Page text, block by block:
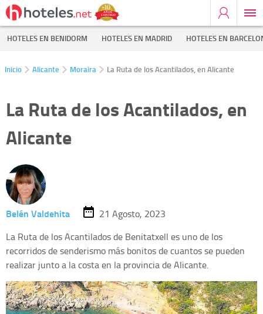
HOTELES EN BENIDORM HOTELES EN MADRID HOTELES EN
Inicio Alicante Moraira La Ruta de los Acantilados, en Alicante
La Ruta de los Acantilados, en
Alicante
Belén Valdehita
21 Agosto, 2023
La Ruta de los Acantilados de Benitatxell es uno de los
recorridos de senderismo más bonitos de cuantos se pueden
realizar junto a la costa en la provincia de Alicante.